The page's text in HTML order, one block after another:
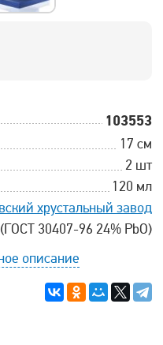
103553
17 см
2 шт
120 мл
хрустальный завод
30407-96 24% PbO)
описание